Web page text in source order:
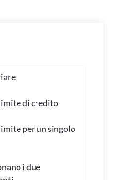
di credito
per un singolo
i due